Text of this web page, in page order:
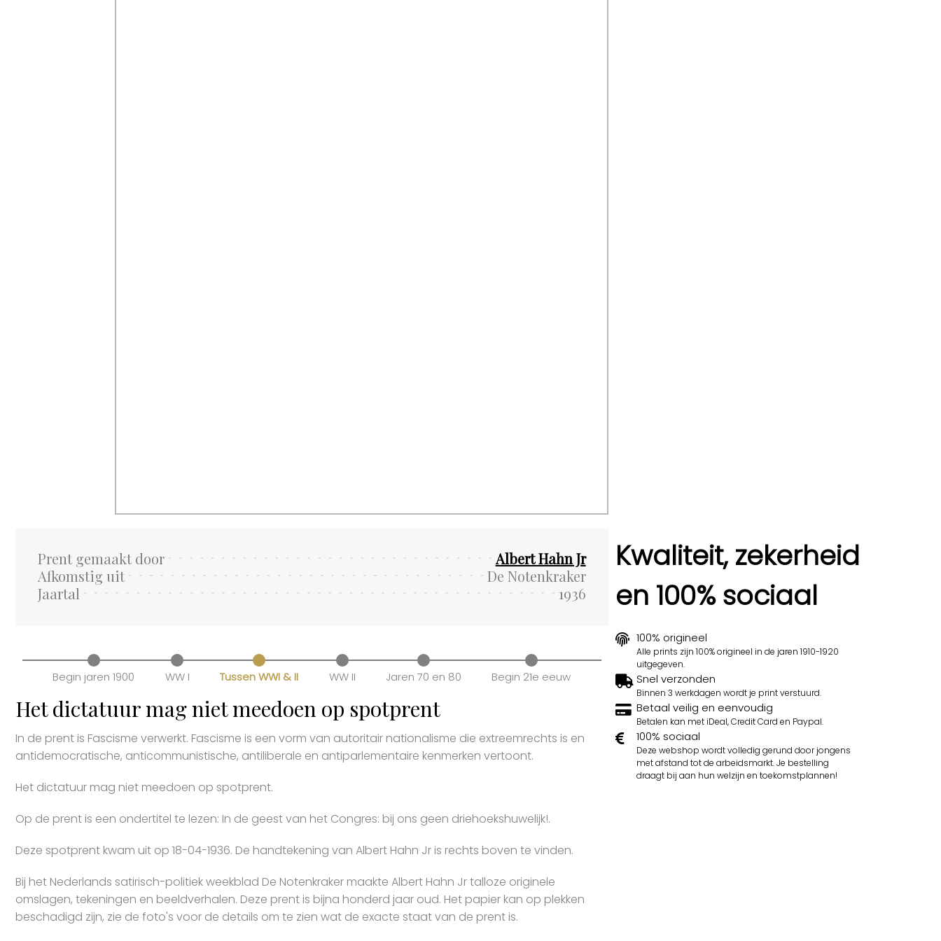
Prent gemaakt door
Albert Hahn Jr
Afkomstig uit
De Notenkraker
Jaartal
1936
Begin jaren 1900 WW I Tussen WWI & II WW II Jaren 70 en 80 Begin 21e eeuw
Het dictatuur mag niet meedoen op spotprent
In de prent is Fascisme verwerkt. Fascisme is een vorm van autoritair nationalisme die extreemrechts is en
antidemocratische, anticommunistische, antiliberale en antiparlementaire kenmerken vertoont.
Het dictatuur mag niet meedoen op spotprent.
Op de prent is een ondertitel te lezen: In de geest van het Congres: bij ons geen driehoekshuwelijk!.
Deze spotprent kwam uit op 18-04-1936. De handtekening van Albert Hahn Jr is rechts boven te vinden.
Bij het Nederlands satirisch-politiek weekblad De Notenkraker maakte Albert Hahn Jr talloze originele
omslagen, tekeningen en beeldverhalen. Deze prent is bijna honderd jaar oud. Het papier kan op plekken
beschadigd zijn, zie de foto's voor de details om te zien wat de exacte staat van de prent is.
Kwaliteit, zekerheid
en 100% sociaal
100% origineel
Alle prints zijn 100% origineel in de jaren 1910-1920
uitgegeven.
Snel verzonden
Binnen 3 werkdagen wordt je print verstuurd.
Betaal veilig en eenvoudig
Betalen kan met iDeal, Credit Card en Paypal.
100% sociaal
Deze webshop wordt volledig gerund door jongens
met afstand tot de arbeidsmarkt. Je bestelling
draagt bij aan hun welzijn en toekomstplannen!